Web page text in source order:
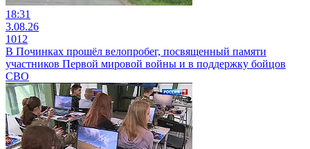
18:31
3.08.26
1012
В Починках прошёл велопробег, посвященный памяти
участников Первой мировой войны и в поддержку бойцов
СВО